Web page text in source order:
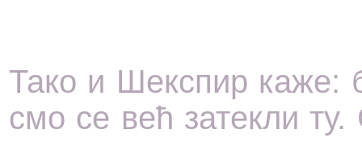
Тако и Шекспир каже:
смо се већ затекли